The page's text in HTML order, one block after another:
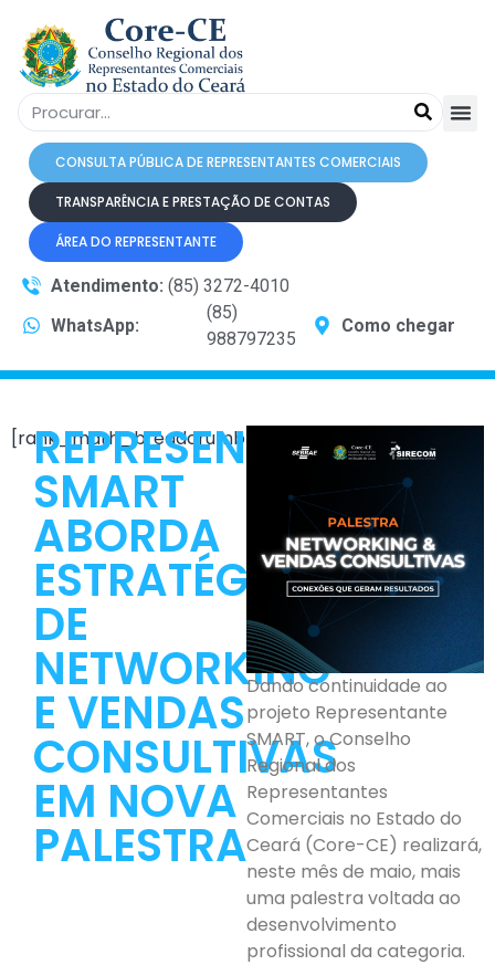
CONSULTA PÚBLICA DE REPRESENTANTES COMERCIAIS
TRANSPARÊNCIA E PRESTAÇÃO DE CONTAS
ÁREA DO REPRESENTANTE
Atendimento: (85) 3272-4010
WhatsApp:
(85)
988797235
Como chegar
[rank_math_breadcrumb]
REPRESENTANTE
SMART
ABORDA
ESTRATÉGIAS
DE
NETWORKING
E VENDAS
CONSULTIVAS
EM NOVA
PALESTRA
Dando continuidade ao
projeto Representante
SMART, o Conselho
Regional dos
Representantes
Comerciais no Estado do
Ceará (Core-CE) realizará,
neste mês de maio, mais
uma palestra voltada ao
desenvolvimento
profissional da categoria.